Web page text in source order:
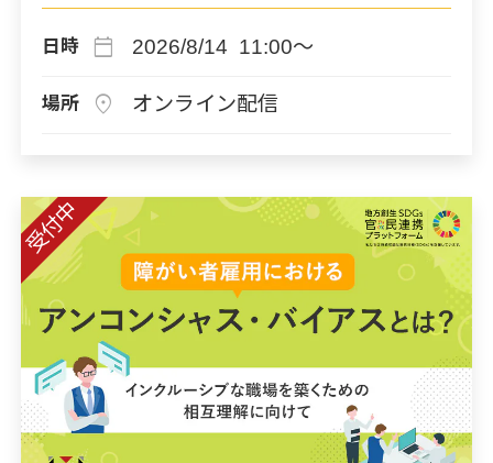
日時 calendar_today 2026/8/14 11:00～
場所 location_on オンライン配信
受付中